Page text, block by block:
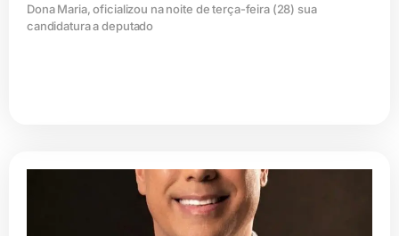
Dona Maria, oficializou na noite de terça-feira (28) sua
candidatura a deputado